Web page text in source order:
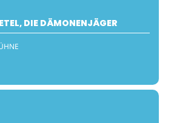
DIE DÄMONENJÄGER